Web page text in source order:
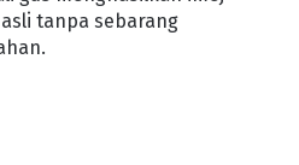
tanpa sebarang